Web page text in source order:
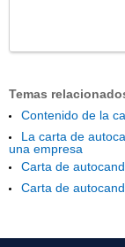
Temas
Contenido de la
La carta de
una empresa
Carta de
Carta de